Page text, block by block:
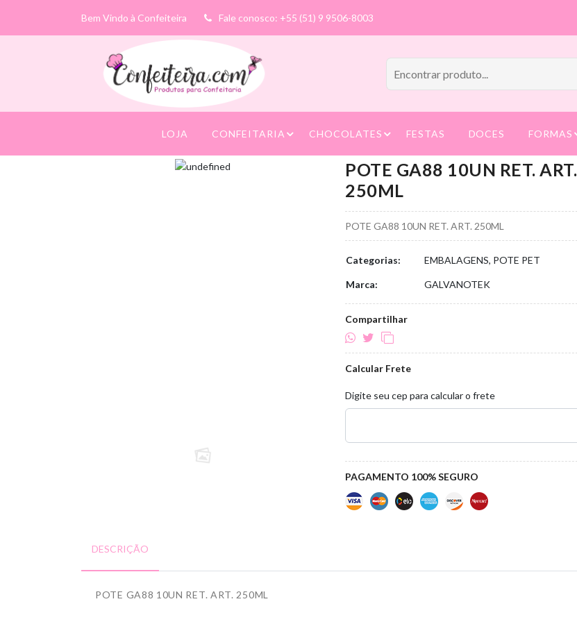
Bem Vindo à Confeiteira Fale conosco: +55 (51) 9 9506-8003
LOJA CONFEITARIA CHOCOLATES FESTAS DOCES FORMAS
POTE GA88 10UN RET. ART.
250ML
POTE GA88 10UN RET. ART. 250ML
Categorias: EMBALAGENS, POTE PET
Marca: GALVANOTEK
Compartilhar
Calcular Frete
Digite seu cep para calcular o frete
PAGAMENTO 100% SEGURO
DESCRIÇÃO
POTE GA88 10UN RET. ART. 250ML